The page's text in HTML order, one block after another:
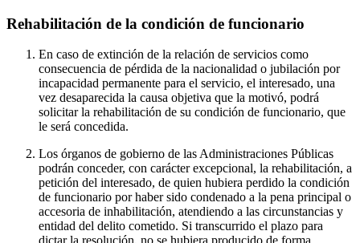
Rehabilitación de la condición de funcionario
En caso de extinción de la relación de servicios como
consecuencia de pérdida de la nacionalidad o jubilación por
incapacidad permanente para el servicio, el interesado, una
vez desaparecida la causa objetiva que la motivó, podrá
solicitar la rehabilitación de su condición de funcionario, que
le será concedida.
Los órganos de gobierno de las Administraciones Públicas
podrán conceder, con carácter excepcional, la rehabilitación, a
petición del interesado, de quien hubiera perdido la condición
de funcionario por haber sido condenado a la pena principal o
accesoria de inhabilitación, atendiendo a las circunstancias y
entidad del delito cometido. Si transcurrido el plazo para